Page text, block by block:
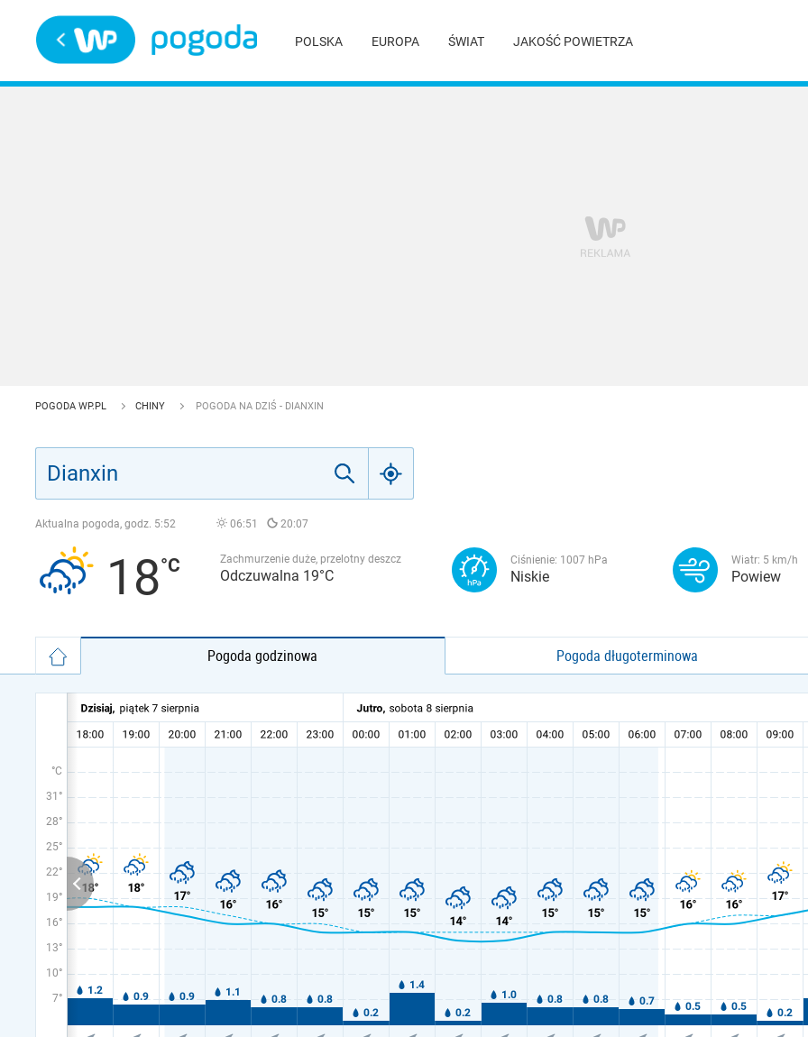
POLSKA EUROPA ŚWIAT JAKOŚĆ POWIETRZA
POGODA WP.PL CHINY POGODA NA DZIŚ - DIANXIN
Aktualna pogoda, godz. 5:52 06:51 20:07
18 Zachmurzenie duże, przelotny deszcz
Odczuwalna 19°C
Ciśnienie: 1007 hPa
Niskie
Wiatr: 5 km/h
Powiew
Pogoda godzinowa Pogoda długoterminowa
°C
31°
28°
25°
22°
19°
16°
13°
10°
7°